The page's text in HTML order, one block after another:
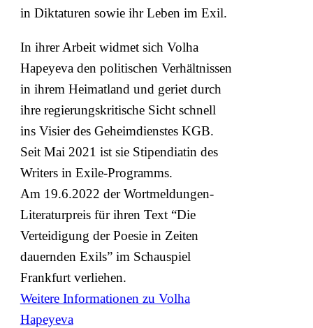
in Diktaturen sowie ihr Leben im Exil.
In ihrer Arbeit widmet sich Volha
Hapeyeva den politischen Verhältnissen
in ihrem Heimatland und geriet durch
ihre regierungskritische Sicht schnell
ins Visier des Geheimdienstes KGB.
Seit Mai 2021 ist sie Stipendiatin des
Writers in Exile-Programms.
Am 19.6.2022 der Wortmeldungen-
Literaturpreis für ihren Text “Die
Verteidigung der Poesie in Zeiten
dauernden Exils” im Schauspiel
Frankfurtverliehen.
Weitere Informationen zu Volha
Hapeyeva